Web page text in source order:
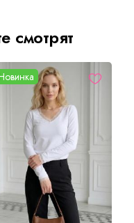
смотрят